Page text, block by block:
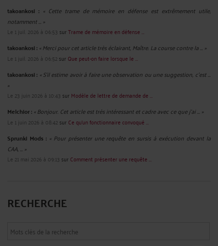
takoankosi : « Cette trame de mémoire en défense est extrêmement utile,
notamment ... »
Le 1 juil. 2026 à 06:53 surTrame de mémoire en défense ...
takoankosi :« Merci pour cet article très éclairant, Maître. La course contre la ... »
Le 1 juil. 2026 à 06:52sur Que peut-on faire lorsque le ...
takoankosi : « S’il estime avoir à faire une observation ou une suggestion, c’est ...
»
Le 23 juin 2026 à 10:43 sur Modèle de lettre de demande de ...
Melchior :« Bonjour. Cet article est très intéressant et cadre avec ce que j'ai ... »
Le 1 juin 2026 à 08:42sur Ce qu’un fonctionnaire convoqué ...
Sprunki Mods : « Pour présenter une requête en sursis à exécution devant la
CAA, ... »
Le 21 mai 2026 à 09:13 sur Comment présenter une requête ...
RECHERCHE